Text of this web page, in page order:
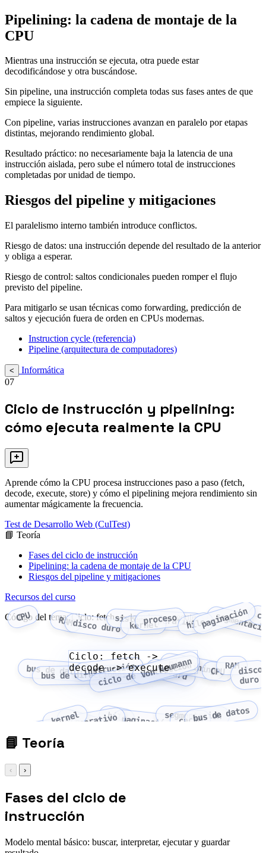
Pipelining: la cadena de montaje de la
CPU
Mientras una instrucción se ejecuta, otra puede estar
decodificándose y otra buscándose.
Sin pipeline, una instrucción completa todas sus fases antes de que
empiece la siguiente.
Con pipeline, varias instrucciones avanzan en paralelo por etapas
distintas, mejorando rendimiento global.
Resultado práctico: no necesariamente baja la latencia de una
instrucción aislada, pero sube el número total de instrucciones
completadas por unidad de tiempo.
Riesgos del pipeline y mitigaciones
El paralelismo interno también introduce conflictos.
Riesgo de datos: una instrucción depende del resultado de la anterior
y obliga a esperar.
Riesgo de control: saltos condicionales pueden romper el flujo
previsto del pipeline.
Para mitigarlo se usan técnicas como forwarding, predicción de
saltos y ejecución fuera de orden en CPUs modernas.
Instruction cycle (referencia)
Pipeline (arquitectura de computadores)
<
Informática
07
Ciclo de instrucción y pipelining:
cómo ejecuta realmente la CPU
Aprende cómo la CPU procesa instrucciones paso a paso (fetch,
decode, execute, store) y cómo el pipelining mejora rendimiento sin
aumentar mágicamente la frecuencia.
Test de Desarrollo Web (CulTest)
📘 Teoría
Fases del ciclo de instrucción
Pipelining: la cadena de montaje de la CPU
Riesgos del pipeline y mitigaciones
Recursos del curso
Código del tema: Ciclo: fetch -> decode -> execute
CPU RAMdisco durosistema operativo
kernelproceso hilopaginación
bus de datos
bus de direcciones
instrucción
ciclo de instrucción
Von Neumann
Harvard
pipeliningCPU
RAMdisco
duro
sistema operativo
kernelproceso hilopaginaciónsegmentación
cachébus de datos
Ciclo: fetch ->
decode -> execute
📘 Teoría
‹ ›
Fases del ciclo de
instrucción
Modelo mental básico: buscar, interpretar, ejecutar y guardar